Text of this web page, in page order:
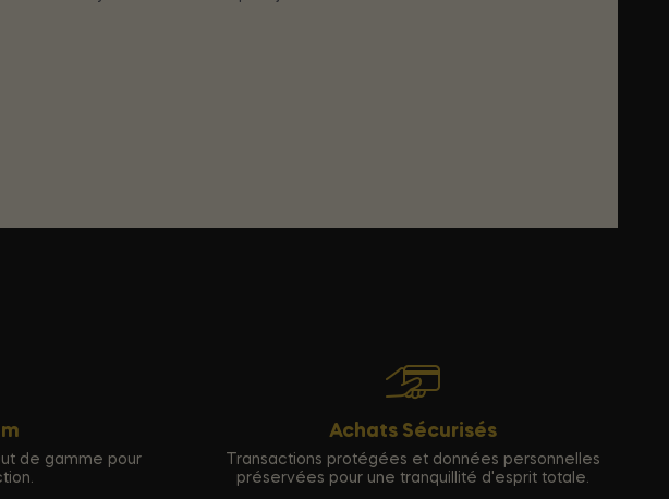
de gamme pour
Achats Sécurisés
Transactions protégées et données personnelles
préservées pour une tranquillité d'esprit totale.